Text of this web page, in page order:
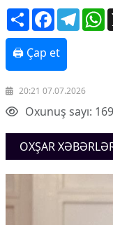
İqtisadiyyat
İqtisadi xəbərlər
Energetika
Neft-qaz
Əmək və sosial
Kənd təsərrüfatı
Hərbi sənaye
COP29
Cəmiyyət
Crossmedia.az -
ShareFacebook
🖨 Çap et
20:21 07.07.2026
Oxunuş sayı: 169
OXŞAR